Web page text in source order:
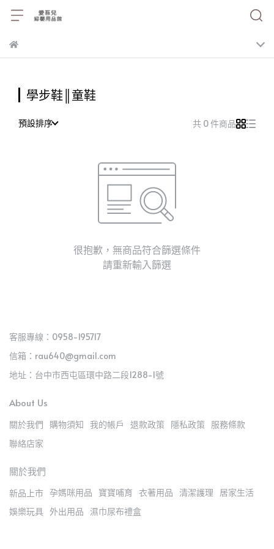
學步鞋║童鞋
預設排序 共 0 件商品
很抱歉，無商品符合篩選條件
請重新輸入篩選
客服專線：0958-195717
信箱：rau640@gmail.com
地址：台中市西屯區環中路二段1288-1號
About Us
關於我們 購物須知 我的帳戶 退款政策 隱私政策 服務條款
聯絡店家
關於我們
新品上市 孕媽咪用品 寶寶哺育 衣著用品 清潔護理
居家生活
娛樂玩具 外出用品 濕巾尿布禮盒